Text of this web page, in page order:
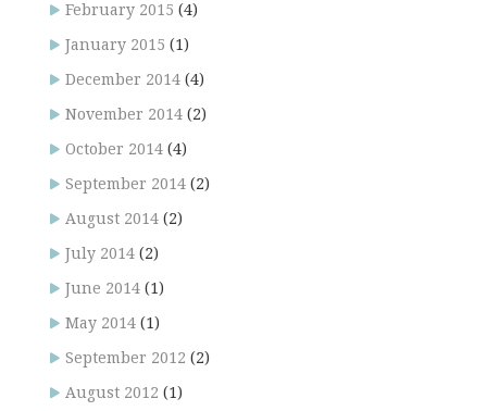
February 2015 (4)
January 2015 (1)
December 2014 (4)
November 2014 (2)
October 2014 (4)
September 2014 (2)
August 2014 (2)
July 2014 (2)
June 2014 (1)
May 2014 (1)
September 2012 (2)
August 2012 (1)